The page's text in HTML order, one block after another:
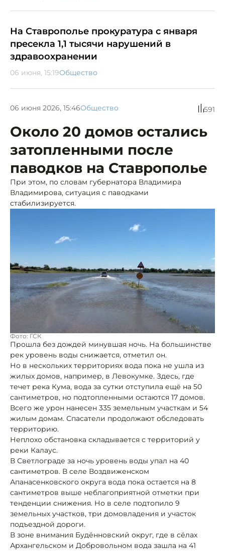
На Ставрополье прокуратура с января
пресекла 1,1 тысячи нарушений в
здравоохранении
06 июня, 15:19Общество
06 июня 2026, 15:46Общество 591
Около 20 домов остались
затопленными после
паводков на Ставрополье
При этом, по словам губернатора Владимира
Владимирова, ситуация с паводками
стабилизируется.
Фото: ГСК
Прошла без дождей минувшая ночь. На большинстве
рек уровень воды снижается, отметил он.
Но в нескольких территориях вода пока не ушла из
жилых домов, например, в Левокумке. Здесь, где
течет река Кума, вода за сутки отступила ещё на 50
сантиметров, но подтопленными остаются 17 домов.
Всего же урон нанесен 335 земельным участкам и 54
жилым домам. Спасатели продолжают обследовать
территорию.
Неплохо обстановка складывается с территорий у
реки Калаус.
В Светлограде за ночь уровень воды упал на 40
сантиметров. В селе Воздвиженском
Апанасенковского округа вода пока остается на 8
сантиметров выше неблагоприятной отметки при
тенденции снижения. Но в селе подтопило 9
земельных участков, три домовладения и участок
подъездной дороги.
В зоне внимания Будённовский округ, где в сёлах
Архангельском и Добровольном вода зашла на 41